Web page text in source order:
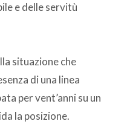
e delle servitù
situazione che
di una linea
per vent’anni su un
la posizione.